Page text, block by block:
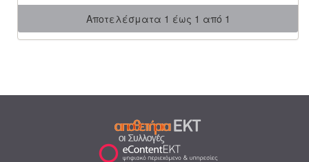
Αποτελέσματα 1 έως 1 από 1